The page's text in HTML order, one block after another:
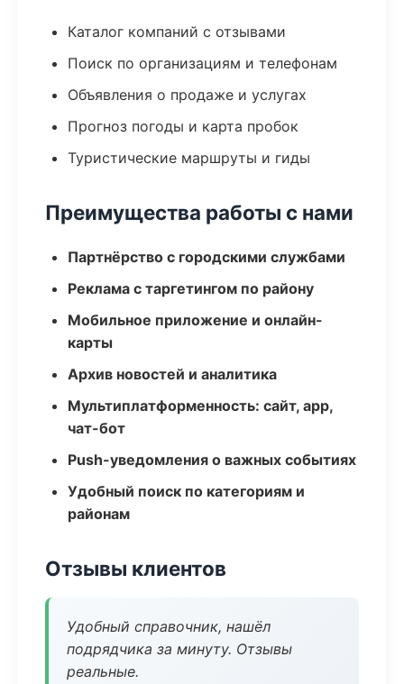
Каталог компаний с отзывами
Поиск по организациям и телефонам
Объявления о продаже и услугах
Прогноз погоды и карта пробок
Туристические маршруты и гиды
Преимущества работы с нами
Партнёрство с городскими службами
Реклама с таргетингом по району
Мобильное приложение и онлайн-
карты
Архив новостей и аналитика
Мультиплатформенность: сайт, app,
чат-бот
Push-уведомления о важных событиях
Удобный поиск по категориям и
районам
Отзывы клиентов
Удобный справочник, нашёл
подрядчика за минуту. Отзывы
реальные.